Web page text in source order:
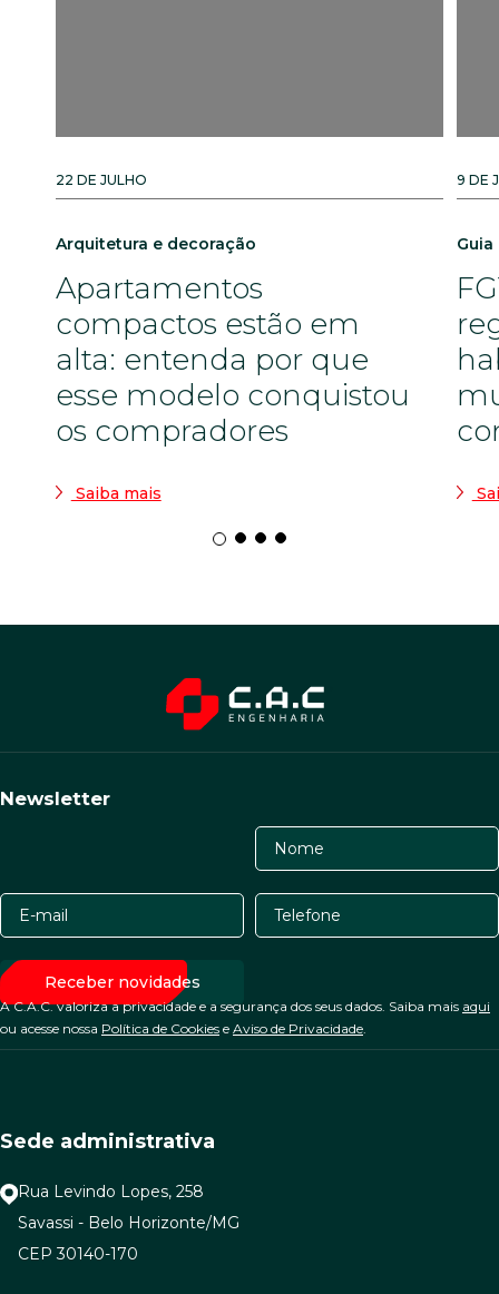
22 DE JULHO
Arquitetura e decoração
Apartamentos
compactos estão em
alta: entenda por que
esse modelo conquistou
os compradores
Saiba mais
9 DE
Newsletter
A C.A.C. valoriza a privacidade e a segurança dos seus dados. Saiba mais aqui
ou acesse nossa Política de Cookies e Aviso de Privacidade
Sede administrativa
Rua Levindo Lopes, 258
Savassi - Belo Horizonte/MG
CEP 30140-170